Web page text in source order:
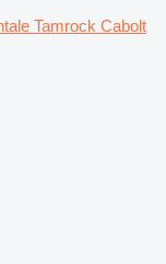
Tamrock Cabolt